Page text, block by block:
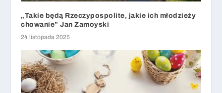
„Takie będą Rzeczypospolite, jakie ich młodzieży
chowanie” Jan Zamoyski
24 listopada 2025